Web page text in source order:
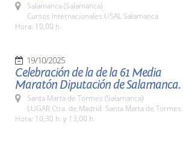
Salamanca (Salamanca)
Cursos Internacionales USAL Salamanca
Hora: 10,00 h.
19/10/2025
Celebración de la de la 61 Media
Maratón Diputación de Salamanca.
Santa Marta de Tormes (Salamanca)
LUGAR Ctra. de Madrid. Santa Marta de Tormes.
Hora: 10,30 h. y 13,00 h.